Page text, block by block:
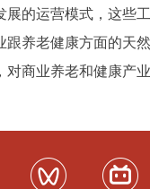
的运营模式，这些
养老健康方面的天
商业养老和健康产